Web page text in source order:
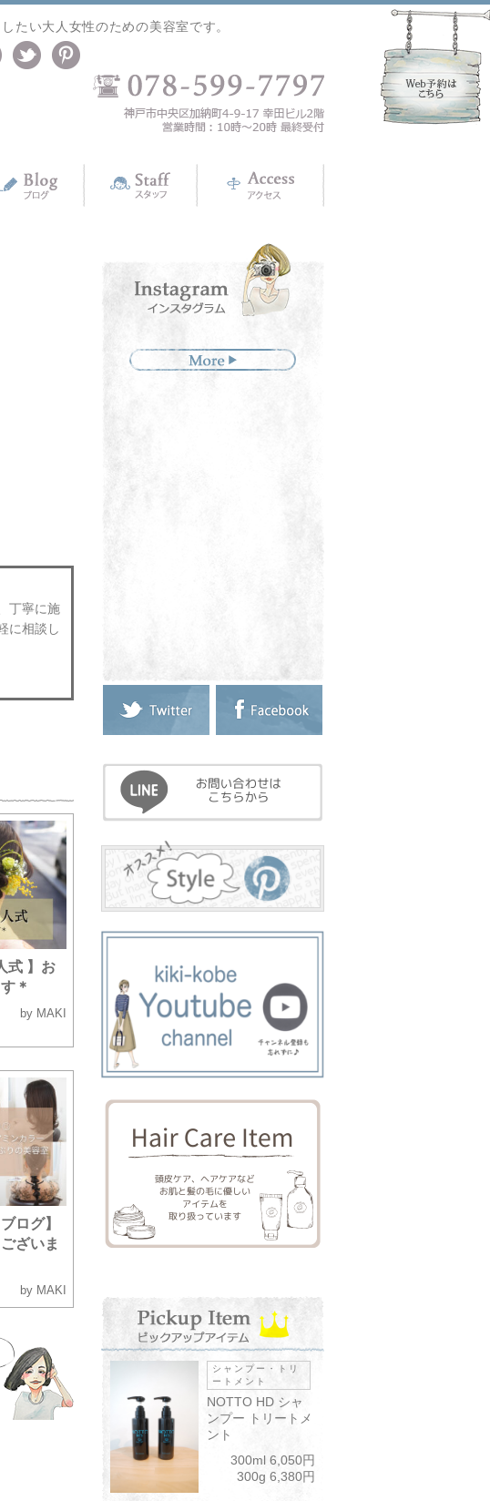
たい大人女性のための美容室です。
丁寧に施
に相談し
式 】お
＊
by MAKI
ログ】
ざいま
by MAKI
シャンプー・トリ
ートメント
NOTTO HD シャ
ンプー トリートメ
ント
300ml 6,050円
300g 6,380円